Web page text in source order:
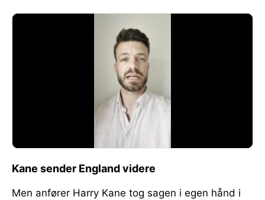
Kane sender England videre
Men anfører Harry Kane tog sagen i egen hånd i